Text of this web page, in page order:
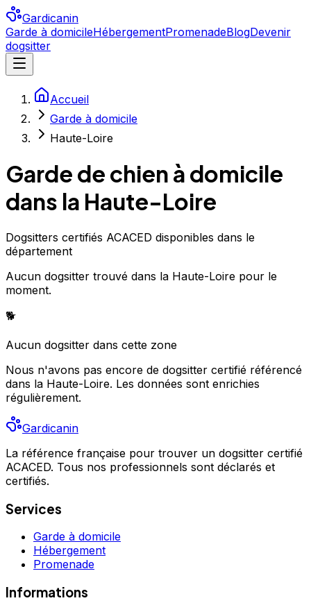
Gardicanin
Garde à domicileHébergementPromenadeBlogDevenir
dogsitter
Accueil
Garde à domicile
Haute-Loire
Garde de chien à domicile
dans la Haute-Loire
Dogsitters certifiés ACACED disponibles dans le
département
Aucun dogsitter trouvé dans la Haute-Loire pour le
moment.
🐕
Aucun dogsitter dans cette zone
Nous n'avons pas encore de dogsitter certifié référencé
dans la Haute-Loire. Les données sont enrichies
régulièrement.
Gardicanin
La référence française pour trouver un dogsitter certifié
ACACED. Tous nos professionnels sont déclarés et
certifiés.
Services
Garde à domicile
Hébergement
Promenade
Informations